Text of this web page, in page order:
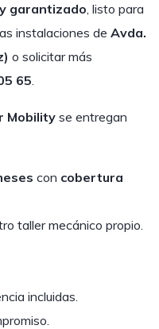
garantizado, listo para
instalaciones de Avda.
o solicitar más
65.
Mobilityse entregan
con cobertura
taller mecánico propio.
incluidas.